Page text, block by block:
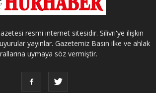
resmi internet sitesidir. Silivri'ye ilişkin
yayınlar. Gazetemiz Basın ilke ve ahlak
uymaya söz vermiştir.